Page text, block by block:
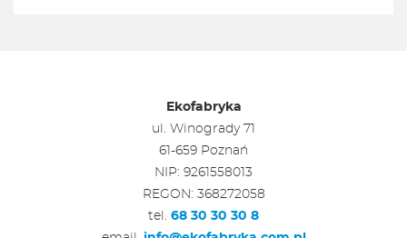
Ekofabryka
ul. Winogrady 71
61-659 Poznań
NIP: 9261558013
REGON: 368272058
tel. 68 30 30 30 8